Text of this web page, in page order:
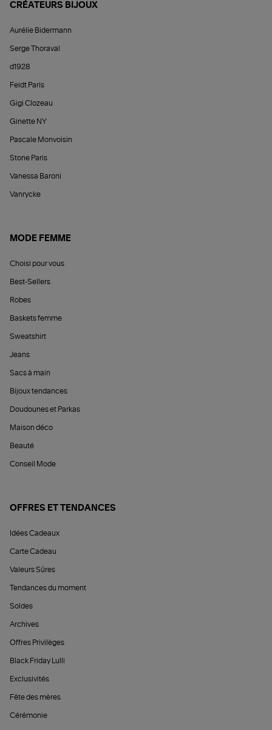
CRÉATEURS BIJOUX
Aurélie Bidermann
Serge Thoraval
d1928
Feidt Paris
Gigi Clozeau
Ginette NY
Pascale Monvoisin
Stone Paris
Vanessa Baroni
Vanrycke
MODE FEMME
Choisi pour vous
Best-Sellers
Robes
Baskets femme
Sweatshirt
Jeans
Sacs à main
Bijoux tendances
Doudounes et Parkas
Maison déco
Beauté
Conseil Mode
OFFRES ET TENDANCES
Idées Cadeaux
Carte Cadeau
Valeurs Sûres
Tendances du moment
Soldes
Archives
Offres Privilèges
Black Friday Lulli
Exclusivités
Fête des mères
Cérémonie